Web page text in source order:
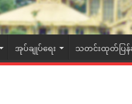
အုပ်ချုပ်ရေး သတင်းထုတ်ပြန်ခ